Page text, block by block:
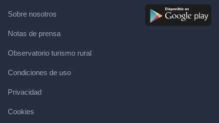
Sobre nosotros
Notas de prensa
Observatorio turismo rural
Condiciones de uso
Privacidad
Cookies